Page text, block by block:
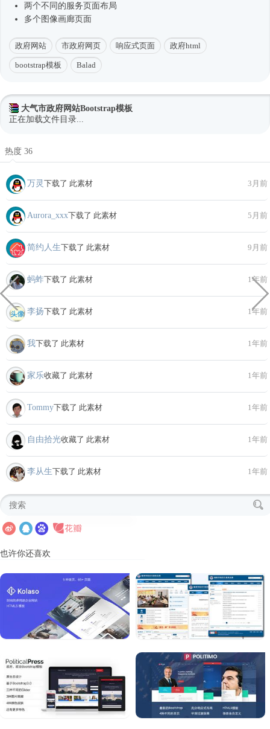
两个不同的服务页面布局
多个图像画廊页面
政府网站 市政府网页 响应式页面 政府html
bootstrap模板 Balad
大气市政府网站Bootstrap模板
正在加载文件目录...
热度 36
万灵 下载了 此素材 3月前
Aurora_xxx下载了 此素材 5月前
简约人生下载了 此素材 9月前
蚂蚱下载了 此素材 1年前
李扬下载了 此素材 1年前
我下载了 此素材 1年前
家乐收藏了 此素材 1年前
Tommy下载了 此素材 1年前
自由拾光收藏了 此素材 1年前
李从生下载了 此素材 1年前
也许你还喜欢